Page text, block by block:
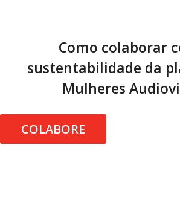
Como colaborar
sustentabilidade da
Mulheres
COLABORE